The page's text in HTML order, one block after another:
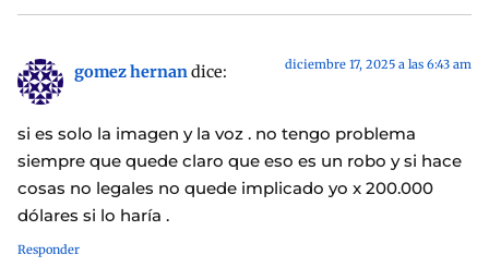
gomez hernandice: diciembre 17, 2025 a las 6:43 am
si es solo la imagen y la voz . no tengo problema
siempre que quede claro que eso es un robo y si hace
cosas no legales no quede implicado yo x 200.000
dólares si lo haría .
Responder